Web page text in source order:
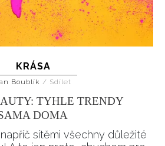
KRÁSA
Boublík / Sdílet
TYHLE TRENDY
DOMA
sítěmi všechny důležité